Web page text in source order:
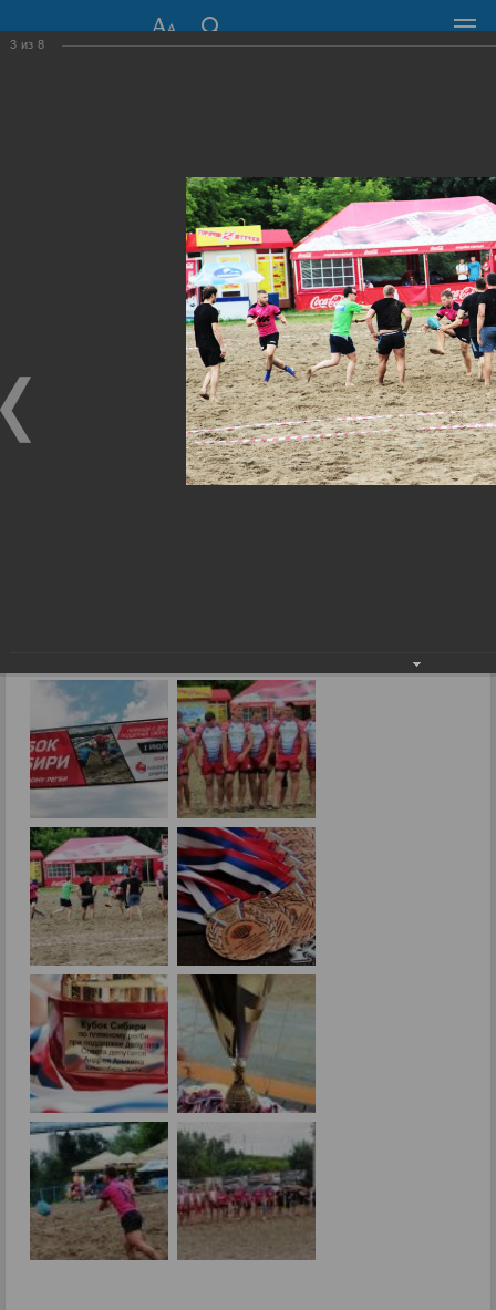
630099, г. Новосибирск, Красный проспект, 34
Общественная приемная
Фоторепортажи
›
3 из 8